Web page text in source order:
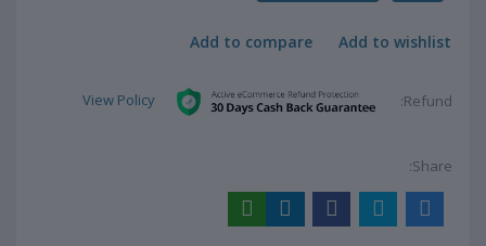
Add to wishlist
Add to compare
Refund:
View Policy
Share: